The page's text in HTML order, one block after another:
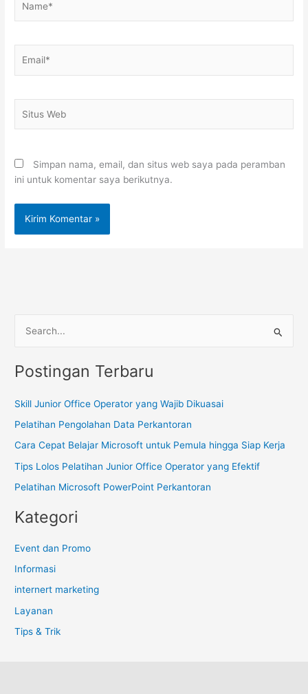
Web
Simpan nama, email, dan situs web saya pada peramban
ini untuk komentar saya berikutnya.
r
u
n
t
u
k
Postingan Terbaru
Skill Junior Office Operator yang Wajib Dikuasai
Pelatihan Pengolahan Data Perkantoran
Cara Cepat Belajar Microsoft untuk Pemula hingga Siap Kerja
Tips Lolos Pelatihan Junior Office Operator yang Efektif
Pelatihan Microsoft PowerPoint Perkantoran
Kategori
Event dan Promo
Informasi
internert marketing
Layanan
Tips & Trik